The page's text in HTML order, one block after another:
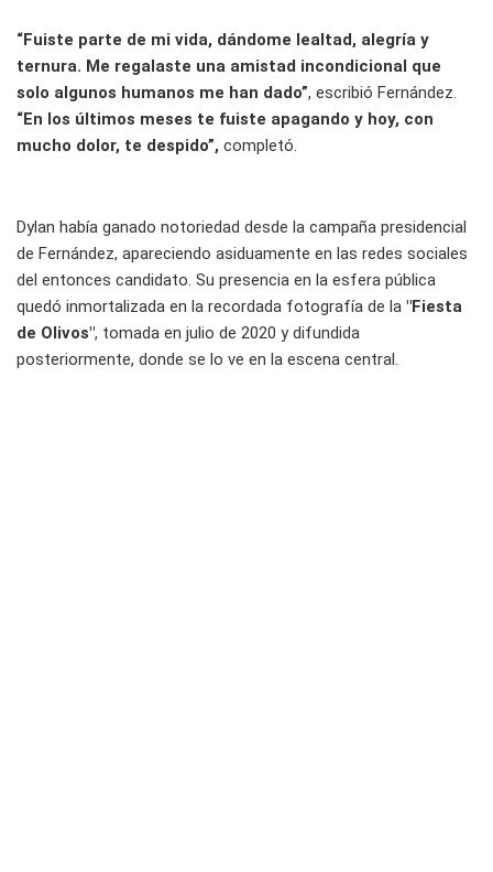
“Fuiste parte de mi vida, dándome lealtad, alegría y
ternura. Me regalaste una amistad incondicional que
solo algunos humanos me han dado”, escribió Fernández.
“En los últimos meses te fuiste apagando y hoy, con
mucho dolor, te despido”, completó.
Dylan había ganado notoriedad desde la campaña presidencial
de Fernández, apareciendo asiduamente en las redes sociales
del entonces candidato. Su presencia en la esfera pública
quedó inmortalizada en la recordada fotografía de la "Fiesta
de Olivos", tomada en julio de 2020 y difundida
posteriormente, donde se lo ve en la escena central.